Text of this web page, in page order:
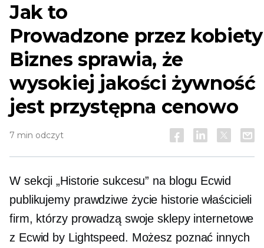
Jak to
Prowadzone przez kobiety
Biznes sprawia, że ​​
wysokiej jakości żywność
jest przystępna cenowo
7 min odczyt
W sekcji „Historie sukcesu” na blogu Ecwid
publikujemy prawdziwe życie historie właścicieli
firm, którzy prowadzą swoje sklepy internetowe
z Ecwid by Lightspeed. Możesz poznać innych